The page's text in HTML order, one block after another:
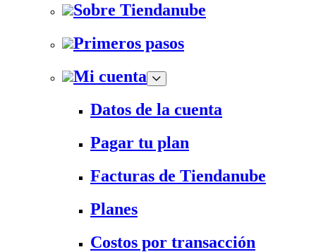
Sobre Tiendanube
Primeros pasos
Mi cuenta
Datos de la cuenta
Pagar tu plan
Facturas de Tiendanube
Planes
Costos por transacción